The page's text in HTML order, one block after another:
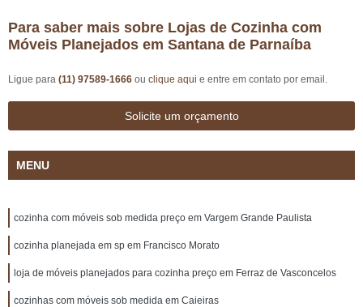
Para saber mais sobre Lojas de Cozinha com
Móveis Planejados em Santana de Parnaíba
Ligue para (11) 97589-1666 ou clique aqui e entre em contato por email.
Solicite um orçamento
MENU
cozinha com móveis sob medida preço em Vargem Grande Paulista
cozinha planejada em sp em Francisco Morato
loja de móveis planejados para cozinha preço em Ferraz de Vasconcelos
cozinhas com móveis sob medida em Caieiras